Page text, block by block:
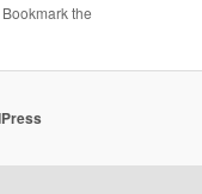
Bookmark the